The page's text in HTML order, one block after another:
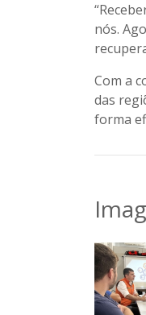
nós.
Com a
das
forma